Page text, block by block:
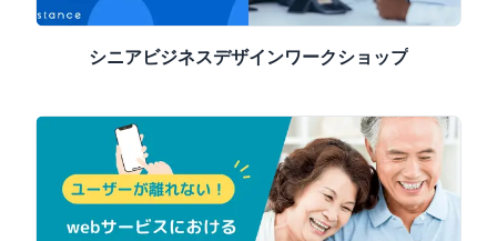
シニアビジネスデザインワークショップ